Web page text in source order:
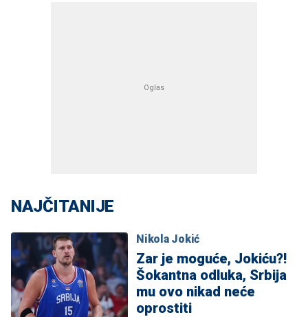
NAJČITANIJE
Nikola Jokić
Zar je moguće, Jokiću?!
Šokantna odluka, Srbija
mu ovo nikad neće
oprostiti